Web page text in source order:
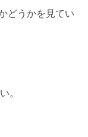
どうかを見てい
。